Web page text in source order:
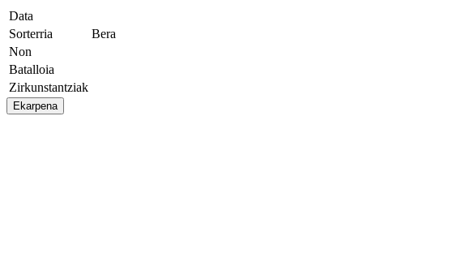
Data
Sorterria
Bera
Non
Batalloia
Zirkunstantziak